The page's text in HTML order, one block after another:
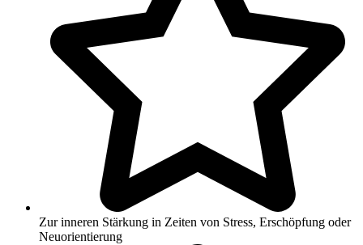
Zur inneren Stärkung in Zeiten von Stress, Erschöpfung oder
Neuorientierung